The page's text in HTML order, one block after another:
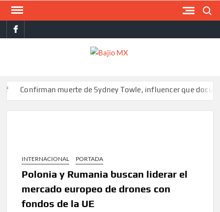
Saltar
contenidofacebook
muerte de Sydney Towle, influencer que documentó su
INTERNACIONAL PORTADA
Polonia y Rumania buscan liderar el
mercado europeo de drones con
fondos de la UE